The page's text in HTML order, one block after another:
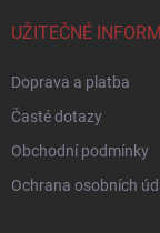
UŽITEČNÉ
Doprava a platba
Časté dotazy
Obchodní podmínky
Ochrana osobních